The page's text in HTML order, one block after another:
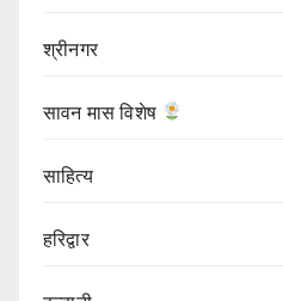
श्रीनगर
सावन मास विशेष
साहित्य
हरिद्वार